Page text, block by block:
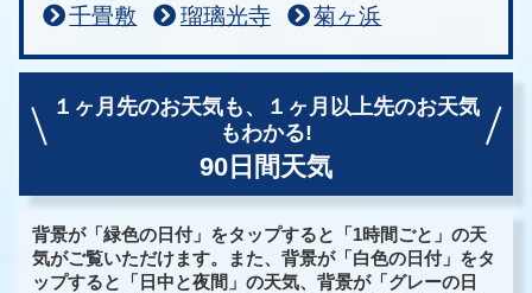
千畳敷
瑠璃光寺 菊ヶ浜
１ヶ月先のお天気も、
１ヶ月以上先のお天気
もわかる!
90日間天気
背景が「緑色の日付」をタップすると「1時間ごと」の天
気がご覧いただけます。また、背景が「白色の日付」をタ
ップすると「日中と夜間」の天気、背景が「グレーの日